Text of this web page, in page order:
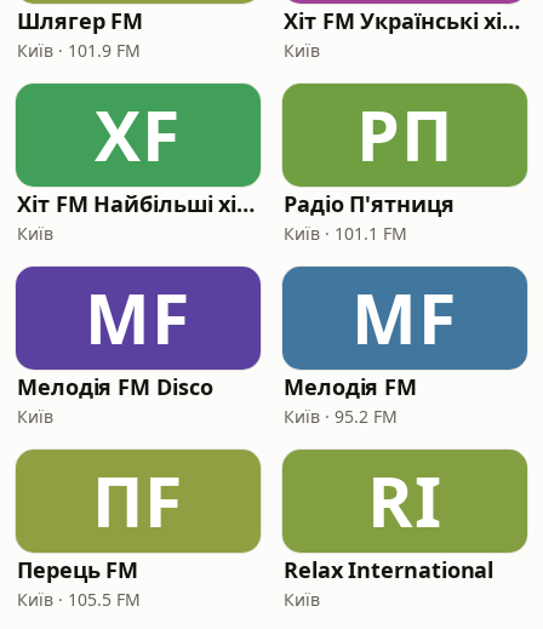
Шлягер FM
Київ · 101.9 FM
Хіт FM Українські хіти
Київ
ХF
Хіт FM Найбільші хіти
Київ
РП
Радіо П'ятниця
Київ · 101.1 FM
МF
Мелодія FM Disco
Київ
МF
Мелодія FM
Київ · 95.2 FM
ПF
Перець FM
Київ · 105.5 FM
RI
Relax International
Київ